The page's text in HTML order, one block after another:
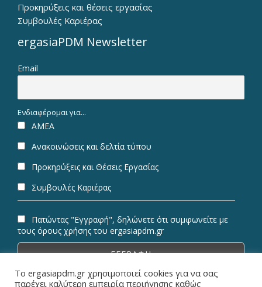
Προκηρύξεις και θέσεις εργασίας
Συμβουλές Καριέρας
ergasiaPDM Newsletter
Email
Ενδιαφέρομαι για...
ΑΜΕΑ
Ανακοινώσεις και δελτία τύπου
Προκηρύξεις και Θέσεις Εργασίας
Συμβουλές Καριέρας
Πατώντας "Εγγραφή", δηλώνετε ότι συμφωνείτε με
τους όρους χρήσης του ergasiapdm.gr
Το ergasiapdm.gr χρησιμοποιεί cookies για να σας
παρέχει καλύτερη εμπειρία περιήγησης καθώς